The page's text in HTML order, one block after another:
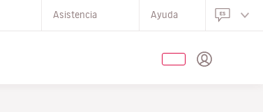
Asistencia Ayuda